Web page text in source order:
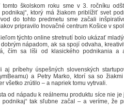
tomto školskom roku sme v 3. ročníku
podnikaj“, ktorý má žiakom priblížiť svet
do tohto predmetu sme začali
pripravilo Inovačné centrum Košice v
týchto online stretnutí bolo ukázať
nápadom, ak sa spojí odvaha,
čím sa líši od klasického podnikania a
aj príbehy úspešných slovenských
a Petry Marko, ktorí sa so
všetko zrútilo – a napriek tomu vytrvali.
od nápadu k reálnemu produktu síce nie
podnikaj“ tak sľubne začal – a veríme, že